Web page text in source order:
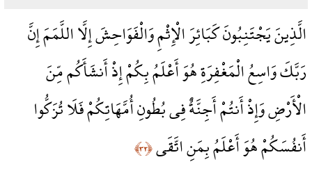
الَّذِينَ يَجْتَنِبُونَ كَبَائِرَ الْإِثْمِ وَالْفَوَاحِشَ إِلَّا اللَّمَمَ إِنَّ
رَبَّكَ وَاسِعُ الْمَغْفِرَةِ هُوَ أَعْلَمُ بِكُمْ إِذْ أَنشَأَكُم مِّنَ
الْأَرْضِ وَإِذْ أَنتُمْ أَجِنَّةٌ فِي بُطُونِ أُمَّهَاتِكُمْ فَلَا تُزَكُّوا
أَنفُسَكُمْ هُوَ أَعْلَمُ بِمَنِ اتَّقَى﴿٣٢﴾